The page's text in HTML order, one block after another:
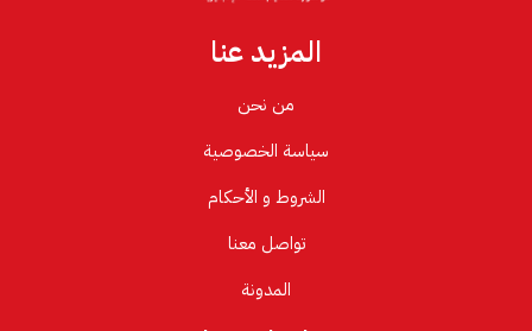
المزيد عنا
من نحن
سياسة الخصوصية
الشروط و الأحكام
تواصل معنا
المدونة